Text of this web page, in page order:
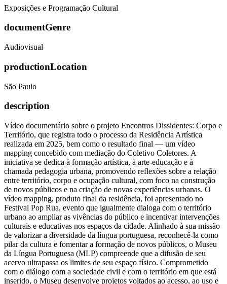
Exposições e Programação Cultural
documentGenre
Audiovisual
productionLocation
São Paulo
description
Vídeo documentário sobre o projeto Encontros Dissidentes: Corpo e
Território, que registra todo o processo da Residência Artística
realizada em 2025, bem como o resultado final — um vídeo
mapping concebido com mediação do Coletivo Coletores. A
iniciativa se dedica à formação artística, à arte-educação e à
chamada pedagogia urbana, promovendo reflexões sobre a relação
entre território, corpo e ocupação cultural, com foco na construção
de novos públicos e na criação de novas experiências urbanas. O
vídeo mapping, produto final da residência, foi apresentado no
Festival Pop Rua, evento que igualmente dialoga com o território
urbano ao ampliar as vivências do público e incentivar intervenções
culturais e educativas nos espaços da cidade. Alinhado à sua missão
de valorizar a diversidade da língua portuguesa, reconhecê-la como
pilar da cultura e fomentar a formação de novos públicos, o Museu
da Língua Portuguesa (MLP) compreende que a difusão de seu
acervo ultrapassa os limites de seu espaço físico. Comprometido
com o diálogo com a sociedade civil e com o território em que está
inserido, o Museu desenvolve projetos voltados ao acesso, ao uso e